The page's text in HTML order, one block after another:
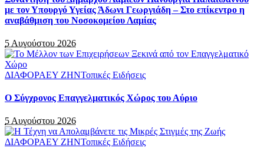
με τον Υπουργό Υγείας Άδωνι Γεωργιάδη – Στο επίκεντρο η
αναβάθμιση του Νοσοκομείου Λαμίας
5 Αυγούστου 2026
ΔΙΑΦΟΡΑΕΥ ΖΗΝΤοπικές Ειδήσεις
Ο Σύγχρονος Επαγγελματικός Χώρος του Αύριο
5 Αυγούστου 2026
ΔΙΑΦΟΡΑΕΥ ΖΗΝΤοπικές Ειδήσεις